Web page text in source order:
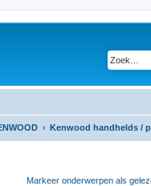
Kenwood handhelds /
Markeer onderwerpen als